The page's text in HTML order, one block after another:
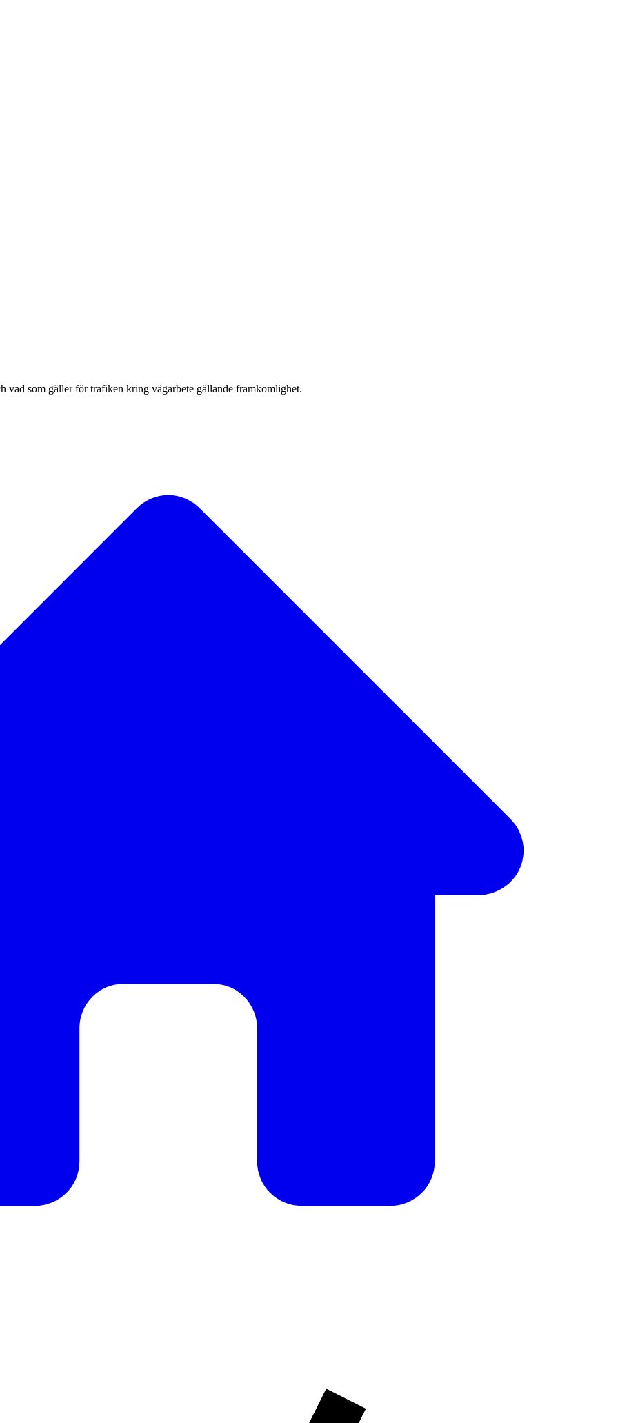
vad som gäller för trafiken kring vägarbete gällande framkomlighet.